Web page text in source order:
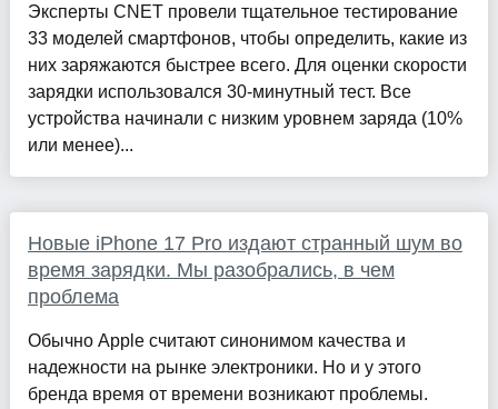
Эксперты CNET провели тщательное тестирование
33 моделей смартфонов, чтобы определить, какие из
них заряжаются быстрее всего. Для оценки скорости
зарядки использовался 30-минутный тест. Все
устройства начинали с низким уровнем заряда (10%
или менее)...
Новые iPhone 17 Pro издают странный шум во
время зарядки. Мы разобрались, в чем
проблема
Обычно Apple считают синонимом качества и
надежности на рынке электроники. Но и у этого
бренда время от времени возникают проблемы.